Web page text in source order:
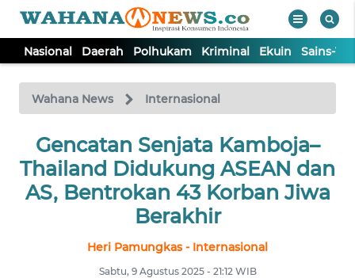
Nasional Daerah Polhukam Kriminal Ekuin Sains-
Wahana News Internasional
Gencatan Senjata Kamboja–
Thailand Didukung ASEAN dan
AS, Bentrokan 43 Korban Jiwa
Berakhir
Heri Pamungkas - Internasional
Sabtu, 9 Agustus 2025 - 21:12 WIB
TV
Tutup
NASIONAL
DAERAH